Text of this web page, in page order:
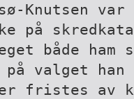
Knutsen
på
både ham
på valget
fristes av